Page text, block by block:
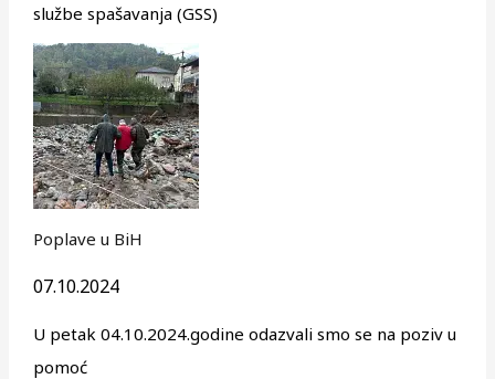
službe spašavanja (GSS)
Poplave u BiH
07.10.2024
U petak 04.10.2024.godine odazvali smo se na poziv u
pomoć